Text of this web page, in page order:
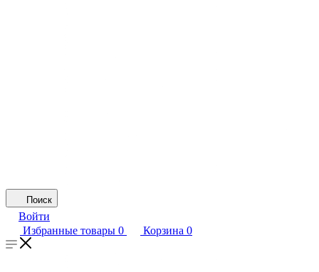
Поиск
Войти
Избранные товары 0 Корзина 0